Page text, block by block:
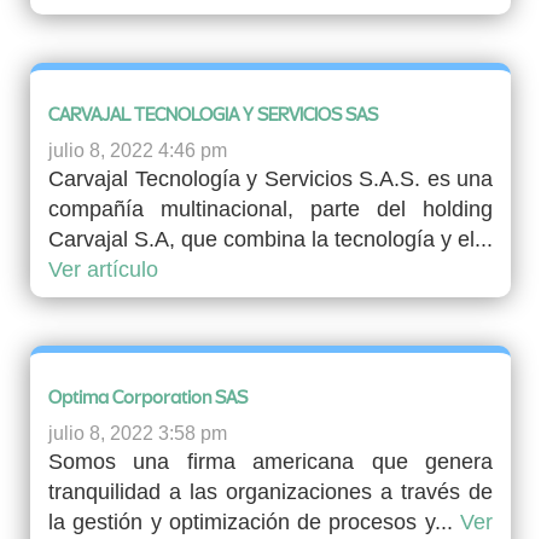
CARVAJAL TECNOLOGIA Y SERVICIOS SAS
julio 8, 2022 4:46 pm
Carvajal Tecnología y Servicios S.A.S. es una
compañía multinacional, parte del holding
Carvajal S.A, que combina la tecnología y el...
Ver artículo
Optima Corporation SAS
julio 8, 2022 3:58 pm
Somos una firma americana que genera
tranquilidad a las organizaciones a través de
la gestión y optimización de procesos y... Ver